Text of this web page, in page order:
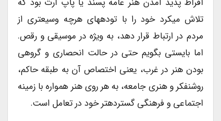
تلاش می­کرد خود را با توده­های هرچه وسیع­تری از
مردم در ارتباط قرار دهد، به ویژه در موسیقی و رقص.
اما بایستی بگویم حتی در حالت انحصاری و گروهی
بودن هنر در غرب، یعنی اختصاص آن به طبقه حاکم،
روشنفکر و هنری جامعه، به هر روی هنر همواره با زمینه
اجتماعی و فرهنگی گسترده­تر خود در تعامل است.